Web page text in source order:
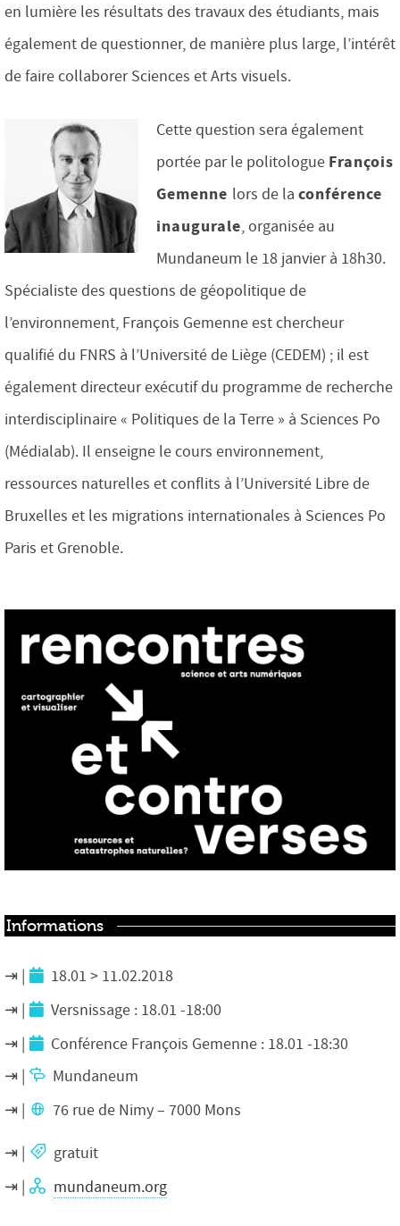
en lumière les résultats des travaux des étudiants, mais
également de questionner, de manière plus large, l’intérêt
de faire collaborer Sciences et Arts visuels.
Cette question sera également
portée par le politologue François
Gemenne lors de la conférence
inaugurale, organisée au
Mundaneum le 18 janvier à 18h30.
Spécialiste des questions de géopolitique de
l’environnement, François Gemenne est chercheur
qualifié du FNRS à l’Université de Liège (CEDEM) ; il est
également directeur exécutif du programme de recherche
interdisciplinaire « Politiques de la Terre » à Sciences Po
(Médialab). Il enseigne le cours environnement,
ressources naturelles et conflits à l’Université Libre de
Bruxelles et les migrations internationales à Sciences Po
Paris et Grenoble.
Informations
18.01 > 11.02.2018
Versnissage : 18.01 -18:00
Conférence François Gemenne : 18.01 -18:30
Mundaneum
76 rue de Nimy – 7000 Mons
gratuit
mundaneum.org